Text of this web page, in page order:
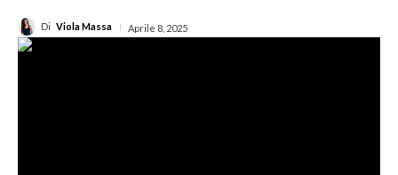
Di Viola Massa Aprile 8, 2025